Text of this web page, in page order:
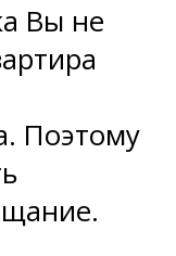
Вы не
Поэтому